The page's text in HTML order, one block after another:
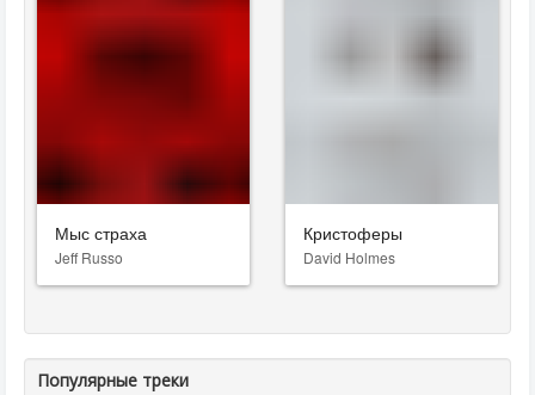
Мыс страха
Jeff Russo
Кристоферы
David Holmes
Популярные треки